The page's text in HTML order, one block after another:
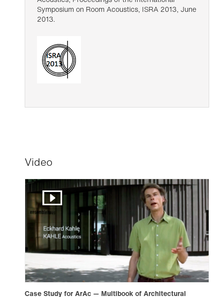
Symposium on Room Acoustics, ISRA 2013, June
2013.
Video
Case Study for ArAc — Multibook of Architectural